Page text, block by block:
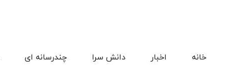
چندرسانه ای دانش سرا اخبار خانه